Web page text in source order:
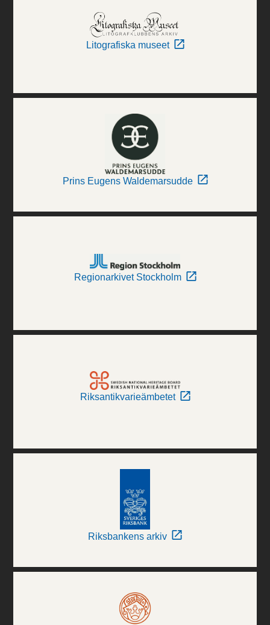
Litografiska museet
Prins Eugens Waldemarsudde
Regionarkivet Stockholm
Riksantikvarieämbetet
Riksbankens arkiv